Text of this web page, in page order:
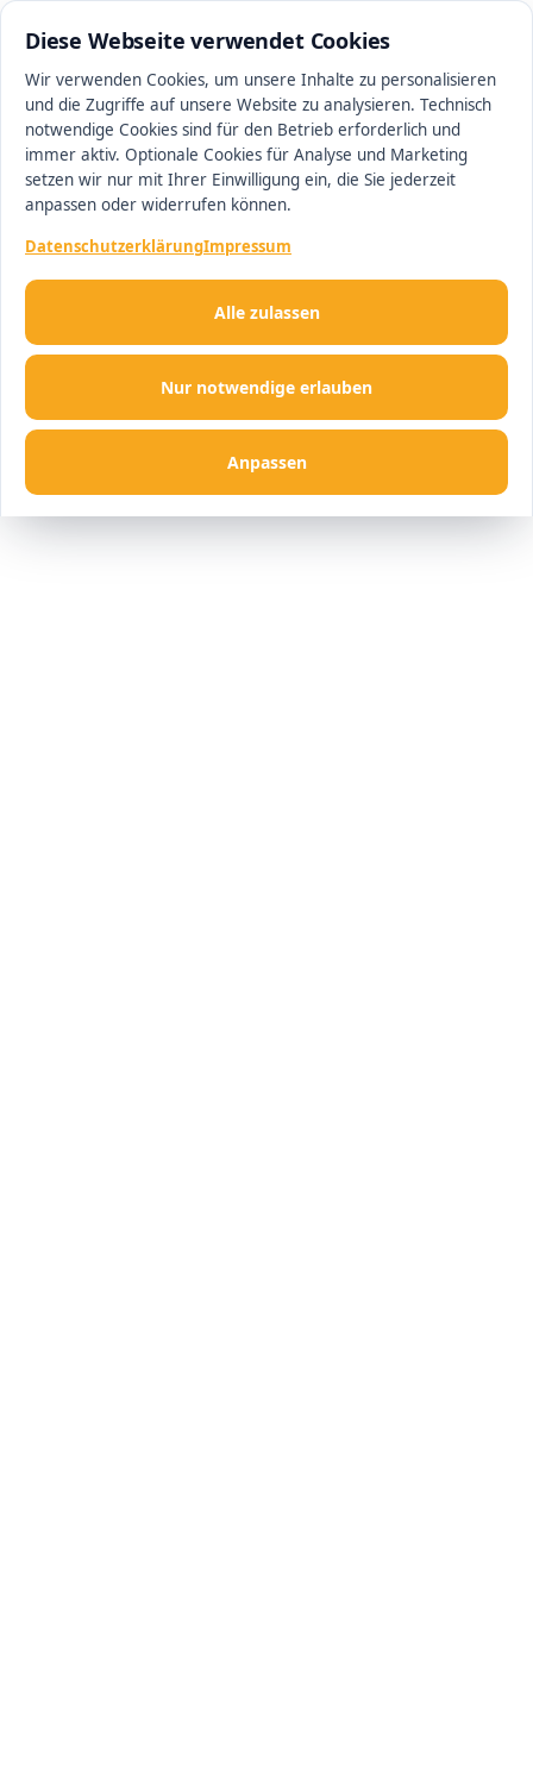
Diese Webseite verwendet Cookies
Wir verwenden Cookies, um unsere Inhalte zu personalisieren
und die Zugriffe auf unsere Website zu analysieren. Technisch
notwendige Cookies sind für den Betrieb erforderlich und
immer aktiv. Optionale Cookies für Analyse und Marketing
setzen wir nur mit Ihrer Einwilligung ein, die Sie jederzeit
anpassen oder widerrufen können.
DatenschutzerklärungImpressum
Nur notwendige erlauben
Anpassen
Alle zulassen